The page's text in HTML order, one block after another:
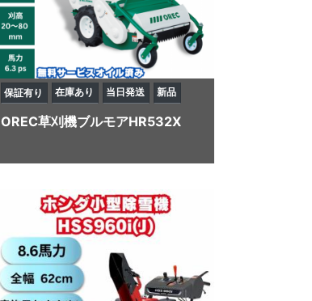
保証有り 在庫あり 当日発送 新品
OREC草刈機ブルモアHR532X